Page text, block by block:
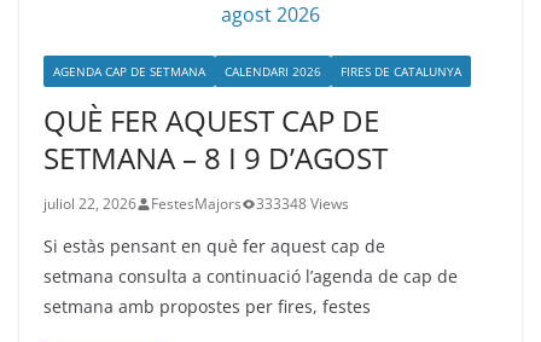
AGENDA CAP DE SETMANA CALENDARI 2026 FIRES DE CATALUNYA
QUÈ FER AQUEST CAP DE
SETMANA – 8 I 9 D’AGOST
juliol 22, 2026 FestesMajors 333348 Views
Si estàs pensant en què fer aquest cap de
setmana consulta a continuació l’agenda de cap de
setmana amb propostes per fires, festes